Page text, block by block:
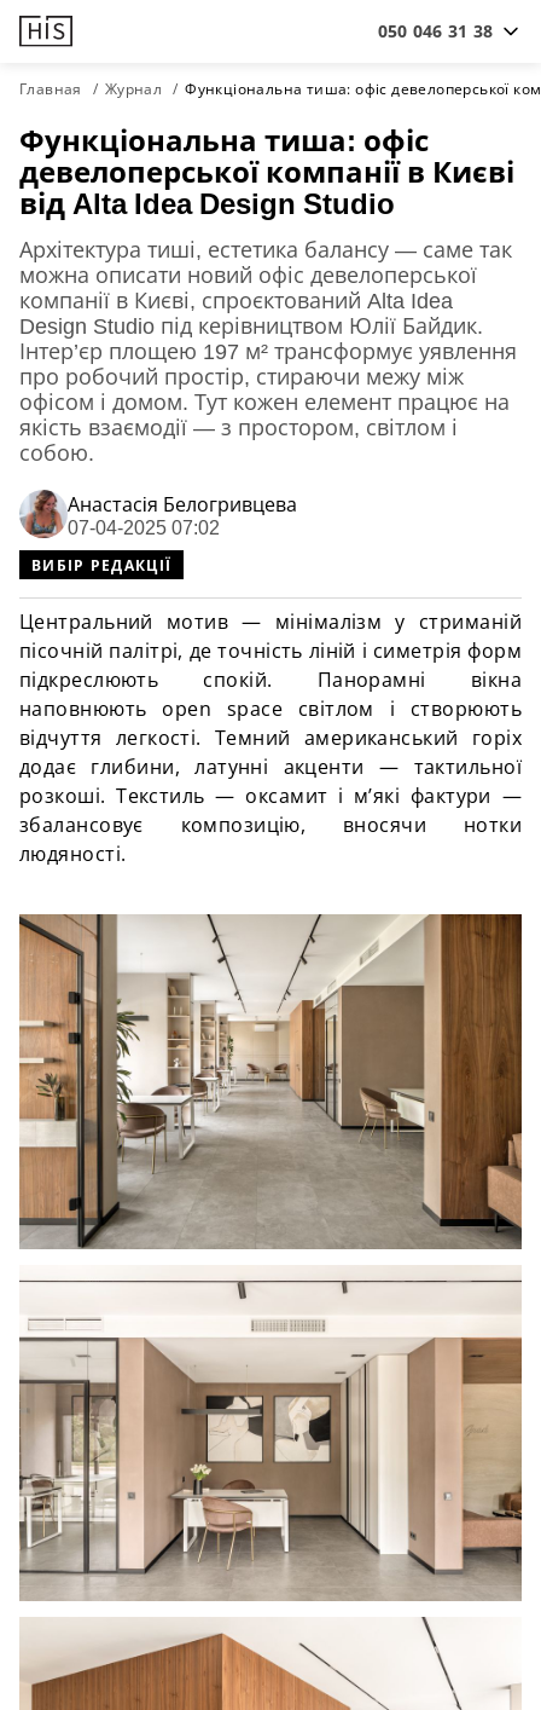
050 046 31 38
Главная Журнал Функціональна тиша: офіс девелоперської
Функціональна тиша: офіс
девелоперської компанії в Києві
від Alta Idea Design Studio
Архітектура тиші, естетика балансу — саме так
можна описати новий офіс девелоперської
компанії в Києві, спроєктований Alta Idea
Design Studio під керівництвом Юлії Байдик.
Інтер’єр площею 197 м² трансформує уявлення
про робочий простір, стираючи межу між
офісом і домом. Тут кожен елемент працює на
якість взаємодії — з простором, світлом і
собою.
Анастасiя Белогривцева
07-04-2025 07:02
ВИБІР РЕДАКЦІЇ
Центральний мотив — мінімалізм у стриманій
пісочній палітрі, де точність ліній і симетрія форм
підкреслюють спокій. Панорамні вікна
наповнюють open space світлом і створюють
відчуття легкості. Темний американський горіх
додає глибини, латунні акценти — тактильної
розкоші. Текстиль — оксамит і м’які фактури —
збалансовує композицію, вносячи нотки
людяності.